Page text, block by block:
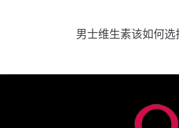
男士维生素该如何选